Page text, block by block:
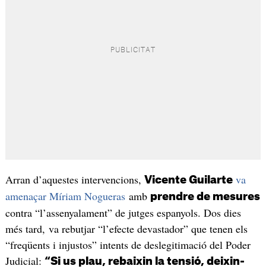
Arran d’aquestes intervencions, Vicente Guilarte va
amenaçar Míriam Noguerasamb prendre de mesures
contra “l’assenyalament” de jutges espanyols. Dos dies
més tard, va rebutjar “l’efecte devastador” que tenen els
“freqüents i injustos” intents de deslegitimació del Poder
Judicial: “Si us plau, rebaixin la tensió, deixin-